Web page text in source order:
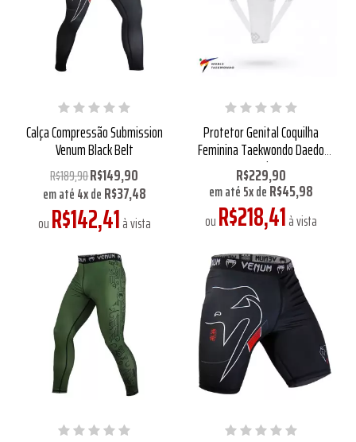
Calça Compressão Submission
Venum Black Belt
R$189,90R$149,90
em até4xdeR$37,48
ouR$142,41à vista
Protetor Genital Coquilha
Feminina Taekwondo Daedo
Aprovada WT
R$229,90
em até5xdeR$45,98
ouR$218,41à vista